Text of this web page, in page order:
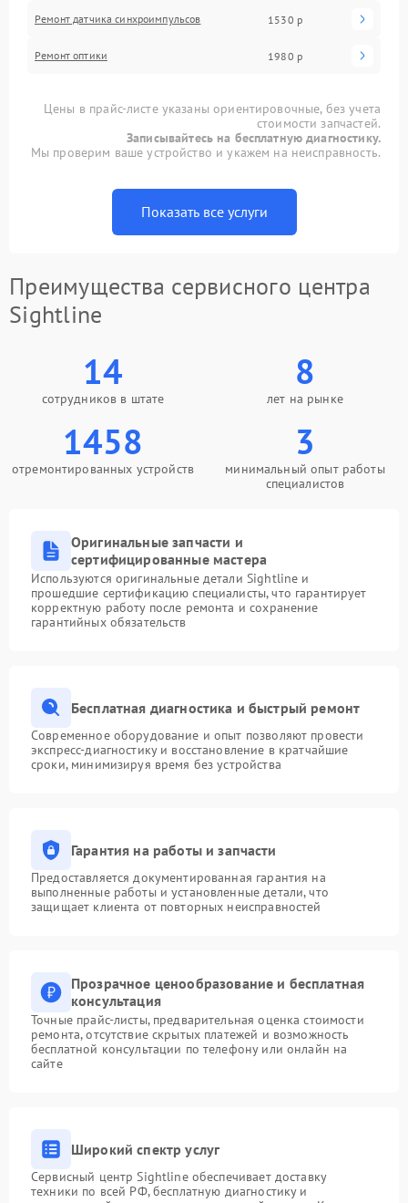
Ремонт датчика синхроимпульсов 1530 р
Ремонт оптики 1980 р
Цены в прайс-листе указаны ориентировочные, без учета
стоимости запчастей.
Записывайтесь на бесплатную диагностику.
Мы проверим ваше устройство и укажем на неисправность.
Показать все услуги
Преимущества сервисного центра
Sightline
14
сотрудников в штате
8
лет на рынке
1458
отремонтированных устройств
3
минимальный опыт работы
специалистов
Оригинальные запчасти и
сертифицированные мастера
Используются оригинальные детали Sightline и
прошедшие сертификацию специалисты, что гарантирует
корректную работу после ремонта и сохранение
гарантийных обязательств
Бесплатная диагностика и быстрый ремонт
Современное оборудование и опыт позволяют провести
экспресс-диагностику и восстановление в кратчайшие
сроки, минимизируя время без устройства
Гарантия на работы и запчасти
Предоставляется документированная гарантия на
выполненные работы и установленные детали, что
защищает клиента от повторных неисправностей
Прозрачное ценообразование и бесплатная
консультация
Точные прайс-листы, предварительная оценка стоимости
ремонта, отсутствие скрытых платежей и возможность
бесплатной консультации по телефону или онлайн на
сайте
Широкий спектр услуг
Сервисный центр Sightline обеспечивает доставку
техники по всей РФ, бесплатную диагностику и